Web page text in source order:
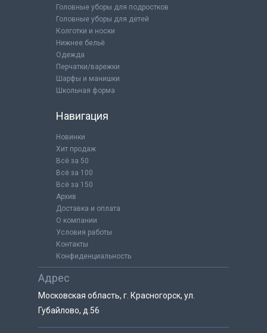
Головные уборы для подростков
Головные уборы для детей
Колготки и носки
Нижнее бельё
Одежда
Перчатки/варежки
Шарфы и манишки
Школьная форма
Навигация
Новинки
Хит продаж
Всё за 50
Всё за 100
Всё за 150
Архив
Доставка и оплата
О компании
Условия работы
Контакты
Конфиденциальность
Адрес
Московская область, г. Красногорск, ул.
Губайлово, д.56